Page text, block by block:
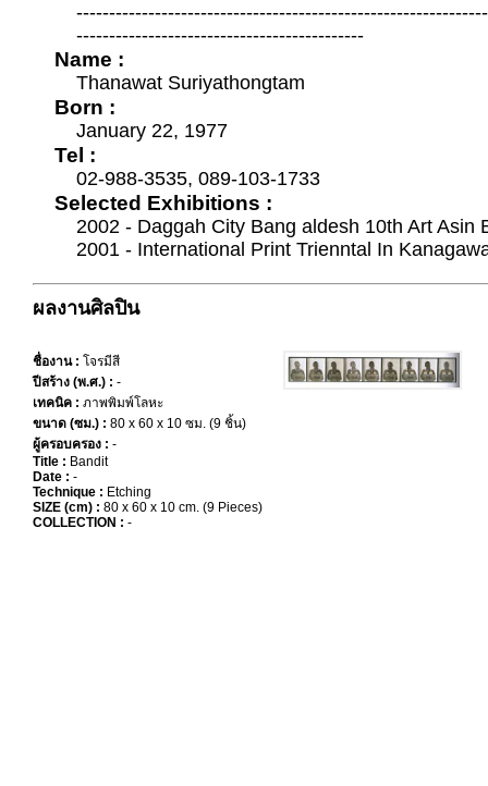
--------------------------------------------
Name :
Thanawat Suriyathongtam
Born :
January 22, 1977
Tel :
02-988-3535, 089-103-1733
Selected Exhibitions :
2002 - Daggah City Bang aldesh 10th Art Asin
2001 - International Print Trienntal In
ผลงานศิลปิน
ชื่องาน : โจรมีสี
ปีสร้าง (พ.ศ.) : -
เทคนิค : ภาพพิมพ์โลหะ
ขนาด (ซม.) : 80 x 60 x 10 ซม. (9 ชิ้น)
ผู้ครอบครอง : -
Title : Bandit
Date : -
Technique : Etching
SIZE (cm) : 80 x 60 x 10 cm. (9 Pieces)
COLLECTION : -